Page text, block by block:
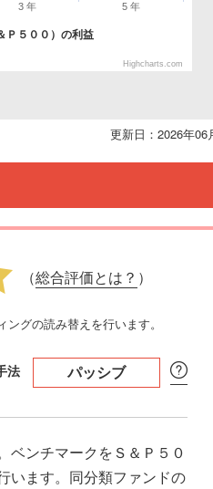
Ｐ５００）の利益
3 年 5 年
Highcharts.com
更新日：2026年06
（総合評価とは？ ）
グの読み替えを行います。
法 パッシブ
ベンチマークをＳ＆Ｐ５０
います。同分類ファンドの